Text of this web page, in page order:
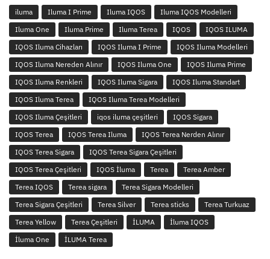
iluma Iluma I Prime Iluma IQOS
Iluma IQOS Modelleri
Iluma One
Iluma Prime Iluma Terea IQOS
IQOS ILUMA
IQOS Iluma Cihazları
IQOS Iluma I Prime
IQOS Iluma Modelleri
IQOS Iluma Nereden Alınır
IQOS Iluma One
IQOS Iluma Prime
IQOS Iluma Renkleri
IQOS Iluma Sigara
IQOS Iluma Standart
IQOS Iluma Terea
IQOS Iluma Terea Modelleri
IQOS Iluma Çeşitleri
iqos iluma çeşitleri
IQOS Sigara
IQOS Terea
IQOS Terea Iluma
IQOS Terea Nerden Alınır
IQOS Terea Sigara
IQOS Terea Sigara Çeşitleri
IQOS Terea Çeşitleri
IQOS İluma Terea
Terea Amber
Terea IQOS
Terea sigara
Terea Sigara Modelleri
Terea Sigara Çeşitleri
Terea Silver Terea sticks
Terea Turkuaz
Terea Yellow
Terea Çeşitleri İLUMA
İluma IQOS
İluma One
İLUMA Terea